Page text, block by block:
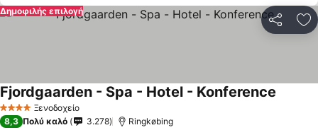
Δημοφιλής επιλογή
4 ΑστέριαΞενοδοχείο
Fjordgaarden - Spa - Hotel - Konference
8,3 Πολύ καλό 3.278 Ringkøbing